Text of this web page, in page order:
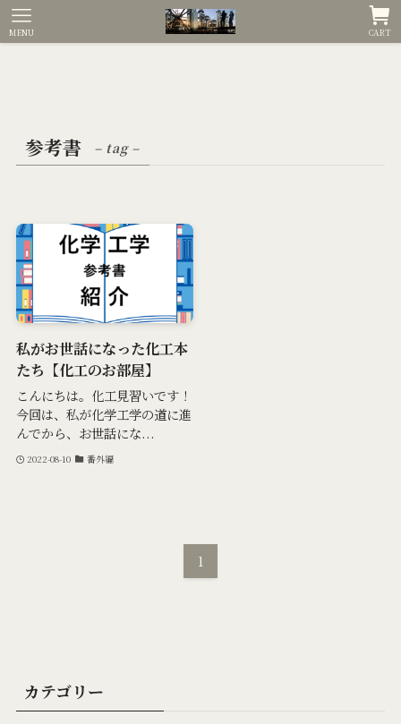
CART
MENU
参考書 – tag –
私がお世話になった化工本
たち【化工のお部屋】
こんにちは。化工見習いです！
今回は、私が化学工学の道に進
んでから、お世話にな...
2022-08-10 番外編
1
カテゴリー